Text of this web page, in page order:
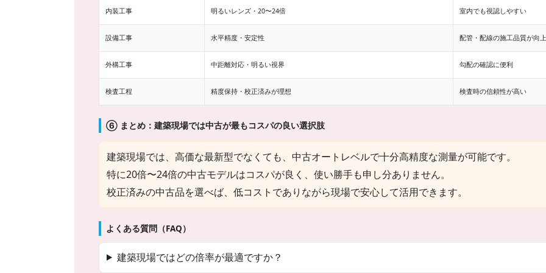
内装工事 明るいレンズ・20〜24倍 室内でも視認しやすい
設備工事 水平精度・安定性 配管・配線の施工品質が向上
外構工事 中距離対応・明るい視界 勾配の確認に便利
検査工程 精度保持・校正済みが理想 検査時の信頼性が高い
⑥ まとめ：建築現場では中古が最もコスパの良い選択肢
建築現場では、高価な最新型でなくても、中古オートレベルで十分高精度な測量が可能です。
特に20倍〜24倍の中古モデルはコスパが良く、使い勝手も申し分ありません。
校正済みの中古品を選べば、低コストでありながら現場で安心して活用できます。
よくある質問（FAQ）
建築現場ではどの倍率が最適ですか？